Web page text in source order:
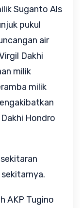
Suganto Als
pukul
air
Dakhi
milik
milik
Hondro
AKP Tugino